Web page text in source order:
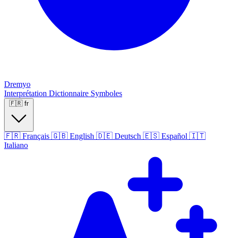
Dremyo
Interprétation Dictionnaire Symboles
🇫🇷 fr
🇫🇷 Français 🇬🇧 English 🇩🇪 Deutsch 🇪🇸 Español 🇮🇹
Italiano